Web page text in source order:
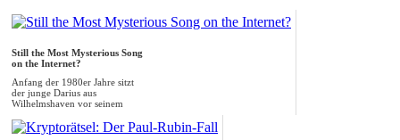
Still the Most Mysterious Song
on the Internet?
Anfang der 1980er Jahre sitzt
der junge Darius aus
Wilhelmshaven vor seinem